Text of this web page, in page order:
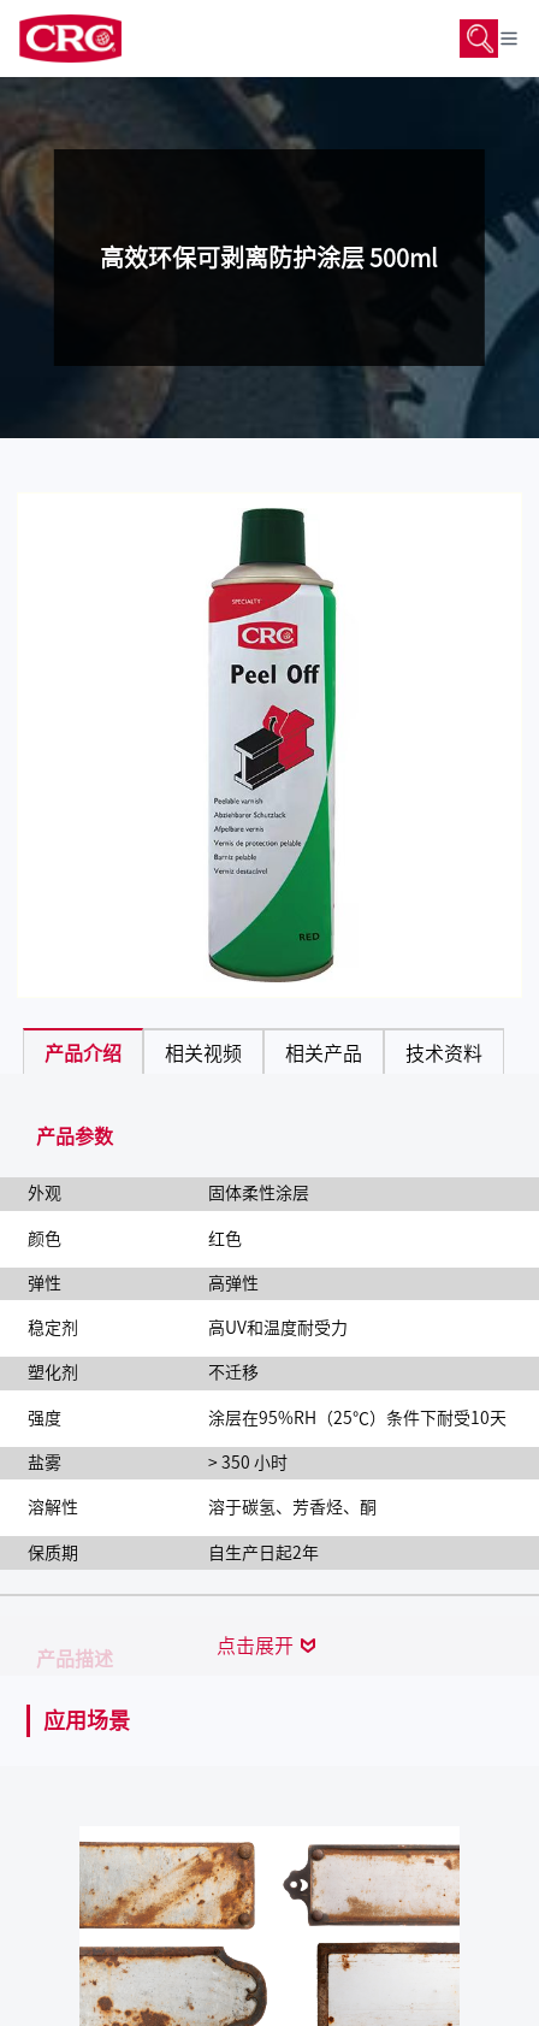
高效环保可剥离防护涂层 500ml
产品介绍 相关视频 相关产品 技术资料
点击展开
产品参数
外观 固体柔性涂层
颜色 红色
弹性 高弹性
稳定剂 高UV和温度耐受力
塑化剂 不迁移
强度 涂层在95%RH（25℃）条件下耐受10天
盐雾 > 350 小时
溶解性 溶于碳氢、芳香烃、酮
保质期 自生产日起2年
产品描述
用于无孔材料的保护性红色可撕膜。CRC PEEL OFF会留
下封闭的涂层，该涂层在大约15分钟的干燥时间后可剥
产品特性
15分钟即可轻松剥离
喷漆作业期间，可避免使用美纹纸和胶带
应用场景